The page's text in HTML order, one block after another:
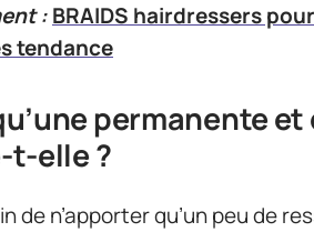
:BRAIDS hairdressers
tendance
permanente
elle ?
de n’apporter qu’un peu de